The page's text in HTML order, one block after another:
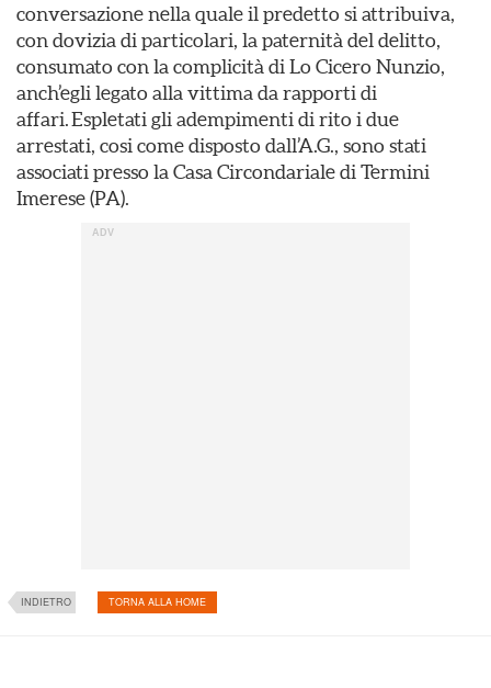
conversazione nella quale il predetto si attribuiva,
con dovizia di particolari, la paternità del delitto,
consumato con la complicità di Lo Cicero Nunzio,
anch’egli legato alla vittima da rapporti di
affari. Espletati gli adempimenti di rito i due
arrestati, cosi come disposto dall’A.G., sono stati
associati presso la Casa Circondariale di Termini
Imerese (PA).
INDIETRO TORNA ALLA HOME